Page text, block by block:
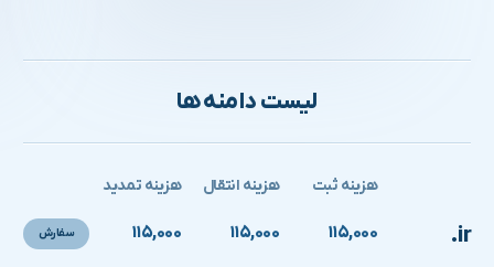
لیست دامنه ها
هزینه ثبت هزینه انتقال هزینه تمدید
.ir ۱۱۵,۰۰۰ ۱۱۵,۰۰۰ ۱۱۵,۰۰۰ سفارش